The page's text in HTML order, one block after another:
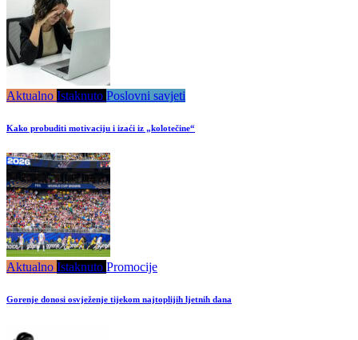
Aktualno Istaknuto Poslovni savjeti
Kako probuditi motivaciju i izaći iz „kolotečine“
Aktualno Istaknuto Promocije
Gorenje donosi osvježenje tijekom najtoplijih ljetnih dana